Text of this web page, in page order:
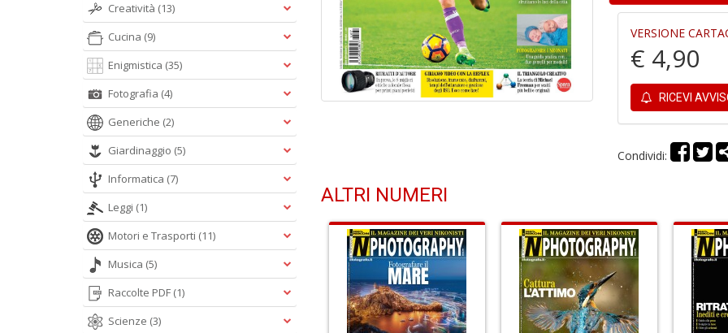
VERSIONE
€ 4,90
RICEVI
Condividi:
ALTRI NUMERI
Creatività (13)
Cucina (9)
Enigmistica (35)
Fotografia (4)
Generiche (2)
Giardinaggio (5)
Informatica (7)
Leggi (1)
Motori e Trasporti (11)
Musica (5)
Raccolte PDF (1)
Scienze (3)